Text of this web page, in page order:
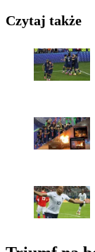
Czytaj także